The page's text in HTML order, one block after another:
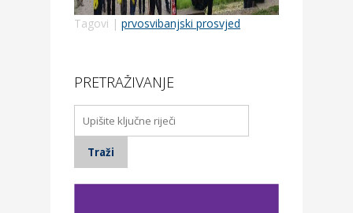
Tagovi | prvosvibanjski prosvjed
PRETRAŽIVANJE